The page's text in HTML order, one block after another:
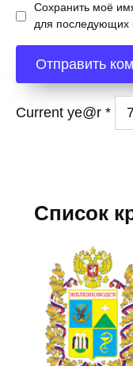
Сохранить моё
для последующих
Current ye@r *
Список